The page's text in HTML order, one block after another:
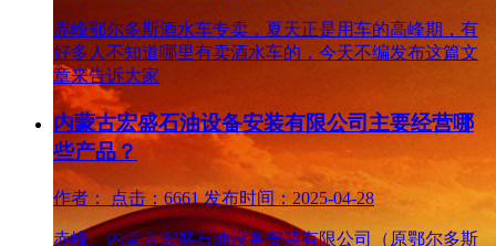
赤峰鄂尔多斯酒水车专卖，夏天正是用车的高峰期，有
好多人不知道哪里有卖酒水车的，今天不编发布这篇文
章来告诉大家
内蒙古宏盛石油设备安装有限公司主要经营哪
些产品？
作者： 点击：6661 发布时间：2025-04-28
赤峰 内蒙古宏盛石油设备安装有限公司（原鄂尔多斯